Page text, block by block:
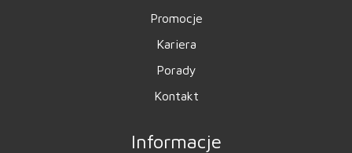
Promocje
Kariera
Porady
Kontakt
Informacje